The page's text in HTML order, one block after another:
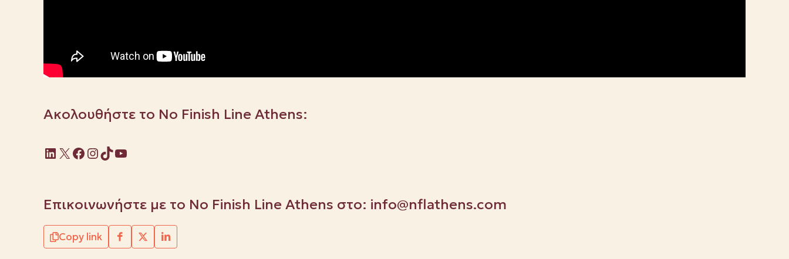
Ακολουθήστε το No Finish Line Athens:
Linkedin
X Facebook
Instagram
TikTok
YouTube
Επικοινωνήστε με το No Finish Line Athens στο: info@nflathens.com
Copy link